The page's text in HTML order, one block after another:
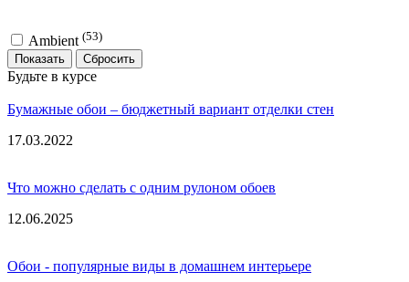
Ambient (53)
Показать
Будьте в курсе
Бумажные обои – бюджетный вариант отделки стен
17.03.2022
Что можно сделать с одним рулоном обоев
12.06.2025
Обои - популярные виды в домашнем интерьере